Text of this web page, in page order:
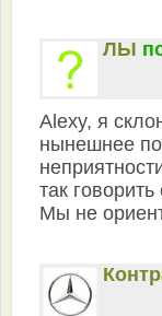
ЛЫ
Alexy, я
нынешнее
так
Мы не